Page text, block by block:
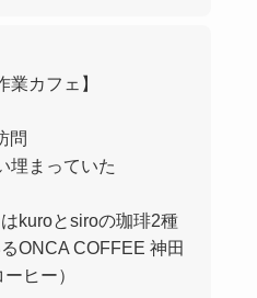
業カフェ】
問
埋まっていた
kuroとsiroの珈琲2種
ONCA COFFEE 神田
ヒー）